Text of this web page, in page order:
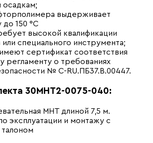
осадкам;
выдерживает
до 150 °С
высокой квалификации
специального инструмента;
сертификат соответствия
регламенту о требованиях
№ С-RU.ПБ37.В.00447.
30МНТ2-0075-040:
МНТ длиной 7,5 м.
эксплуатации и монтажу с